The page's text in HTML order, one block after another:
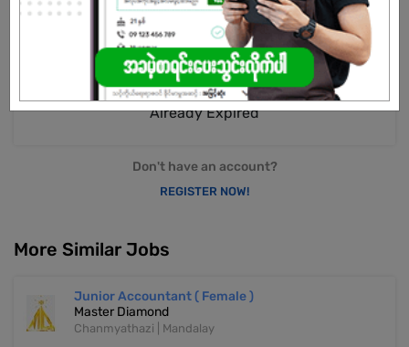
Open To : Female
Already Expired
Don't have an account?
REGISTER NOW!
More Similar Jobs
Junior Accountant ( Female )
Master Diamond
Chanmyathazi | Mandalay